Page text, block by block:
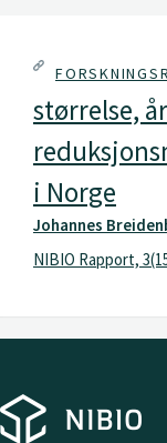
størrelse,
i Norge
Johannes
NIBIO Rapport,